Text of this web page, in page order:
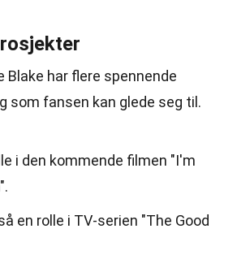
Blake har flere spennende
som fansen kan glede seg til.
i den kommende filmen "I'm
en rolle i TV-serien "The Good